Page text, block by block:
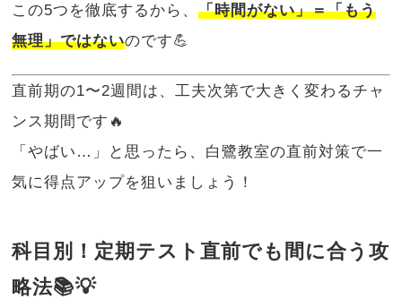
この5つを徹底するから、「時間がない」＝「もう
無理」ではないのです💪
直前期の1〜2週間は、工夫次第で大きく変わるチャ
ンス期間です🔥
「やばい…」と思ったら、白鷺教室の直前対策で一
気に得点アップを狙いましょう！
科目別！定期テスト直前でも間に合う攻
略法📚💡